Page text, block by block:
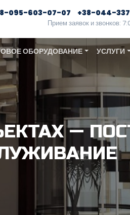
095-603-07-07 +38-044-
Прием заявок и звонков:
ОБОРУДОВАНИЕ УСЛУГИ
—